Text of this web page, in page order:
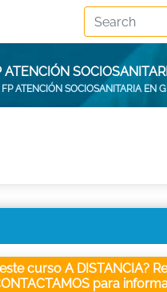
FP ATENCIÓN SOCIOSANITARIA EN
curso A DISTANCIA?
para